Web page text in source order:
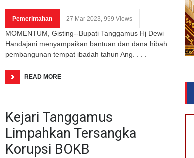
Pemerintahan 27 Mar 2023, 959 Views
MOMENTUM, Gisting--Bupati Tanggamus Hj Dewi
Handajani menyampaikan bantuan dan dana hibah
pembangunan tempat ibadah tahun Ang. . . .
READ MORE
Kejari Tanggamus
Limpahkan Tersangka
Korupsi BOKB